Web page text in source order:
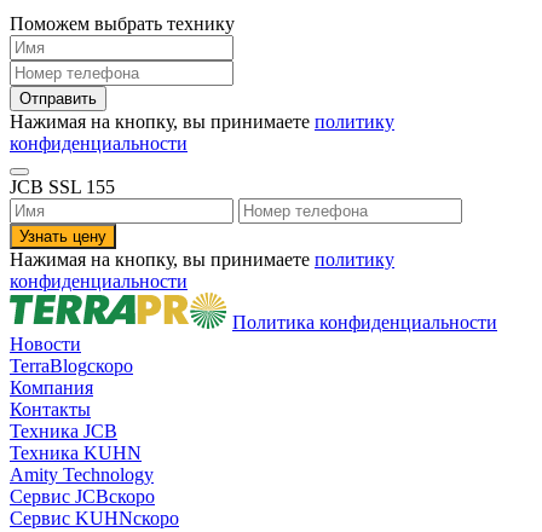
Поможем выбрать технику
Нажимая на кнопку, вы принимаете политику
конфиденциальности
JCB SSL 155
Нажимая на кнопку, вы принимаете политику
конфиденциальности
Политика конфиденциальности
Новости
TerraBlogскоро
Компания
Контакты
Техника JCB
Техника KUHN
Amity Technology
Сервис JCBскоро
Сервис KUHNскоро